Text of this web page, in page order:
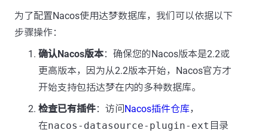
为了配置Nacos使用达梦数据库，我们可以依据以下
步骤操作：
确认Nacos版本：确保您的Nacos版本是2.2或
更高版本，因为从2.2版本开始，Nacos官方才
开始支持包括达梦在内的多种数据库。
检查已有插件：访问Nacos插件仓库，
在nacos-datasource-plugin-ext 目录